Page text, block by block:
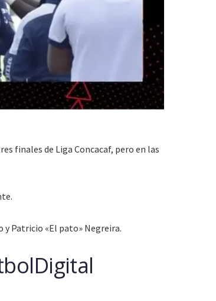
finales de Liga Concacaf, pero en las
y Patricio «El pato» Negreira.